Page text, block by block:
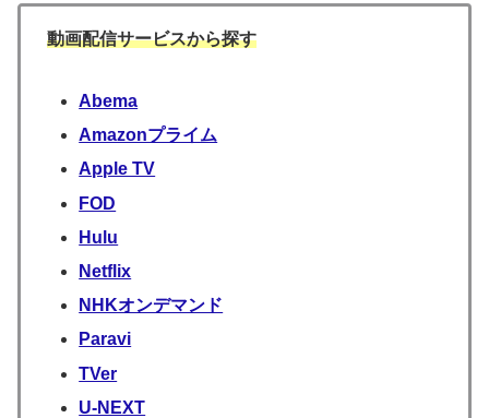
動画配信サービスから探す
Abema
Amazonプライム
Apple TV
FOD
Hulu
Netflix
NHKオンデマンド
Paravi
TVer
U-NEXT